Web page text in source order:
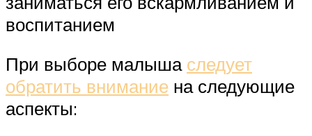
воспитанием
При выборе малыша следует
обратить внимание на следующие
аспекты: